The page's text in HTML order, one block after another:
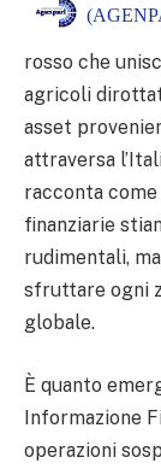
rosso che
agricoli
asset
attraversa
racconta
finanziarie
rudimentali, ma
sfruttare ogni
globale.
È quanto
Informazione
operazioni